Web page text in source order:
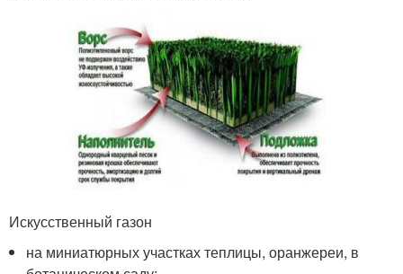
Искусственный газон
на миниатюрных участках теплицы, оранжереи, в